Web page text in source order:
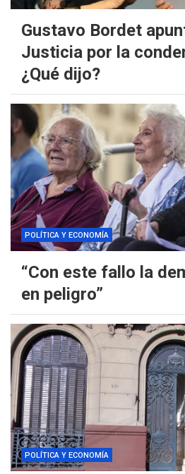
Gustavo Bordet
Justicia por la
¿Qué dijo?
POLÍTICA Y ECONOMÍA
“Con este fallo la
en peligro”
POLÍTICA Y ECONOMÍA